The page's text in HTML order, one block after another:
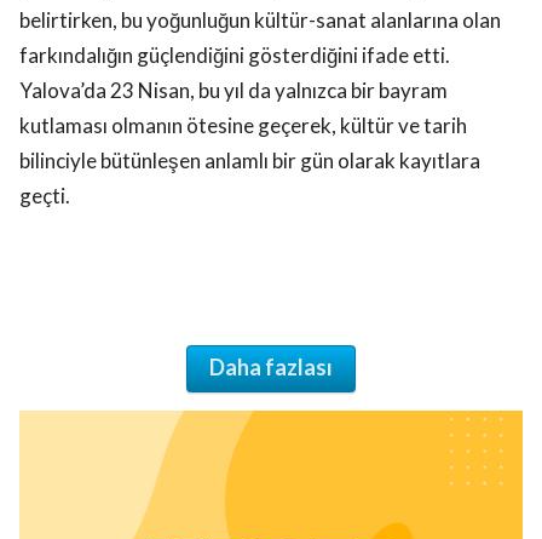
belirtirken, bu yoğunluğun kültür-sanat alanlarına olan
farkındalığın güçlendiğini gösterdiğini ifade etti.
Yalova’da 23 Nisan, bu yıl da yalnızca bir bayram
kutlaması olmanın ötesine geçerek, kültür ve tarih
bilinciyle bütünleşen anlamlı bir gün olarak kayıtlara
geçti.
Daha fazlası